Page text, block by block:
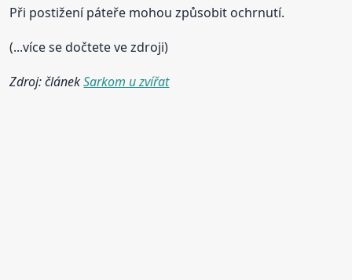
Při postižení páteře mohou způsobit ochrnutí.
(...více se dočtete ve zdroji)
Zdroj: článekSarkom u zvířat